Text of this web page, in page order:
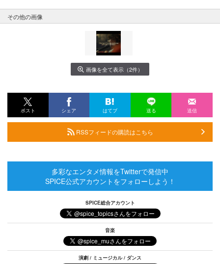
その他の画像
画像を全て表示（2件）
ポスト シェア はてブ 送る 送信
RSSフィードの購読はこちら
多彩なエンタメ情報をTwitterで発信中
SPICE公式アカウントをフォローしよう！
SPICE総合アカウント
音楽
演劇 / ミュージカル / ダンス